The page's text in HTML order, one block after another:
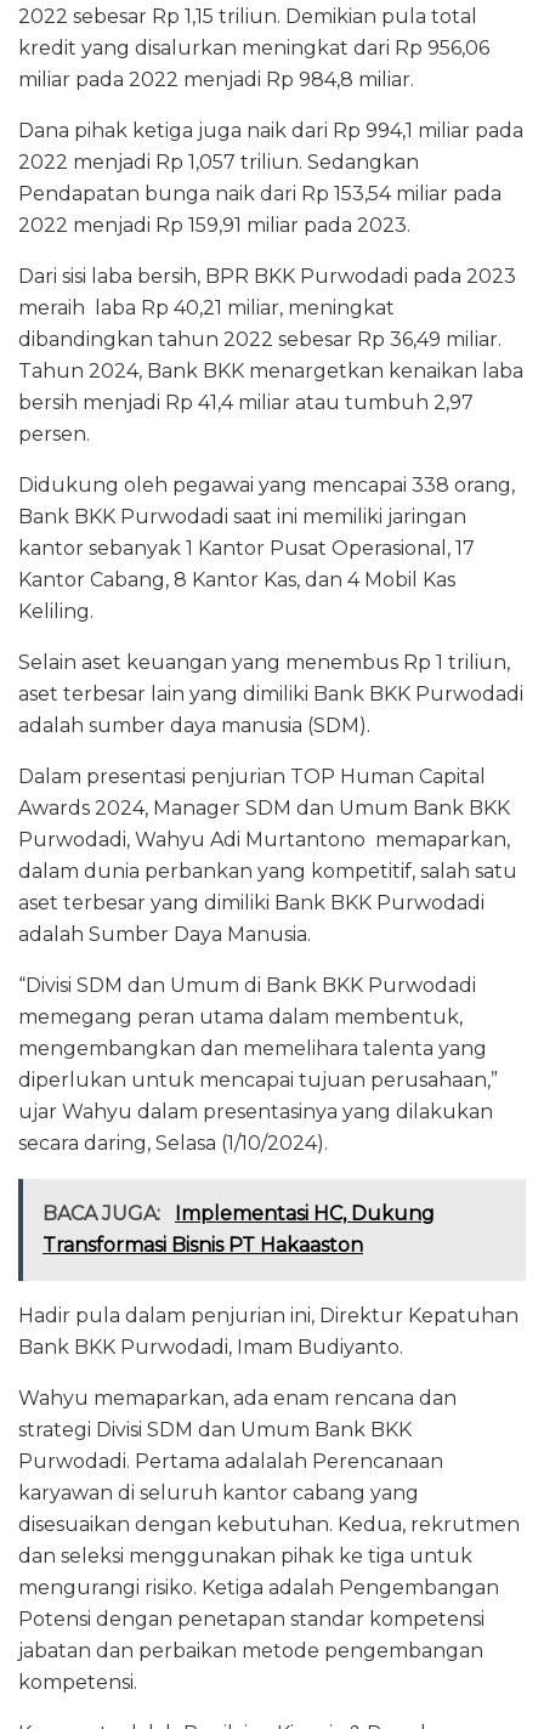
2022 sebesar Rp 1,15 triliun. Demikian pula total
kredit yang disalurkan meningkat dari Rp 956,06
miliar pada 2022 menjadi Rp 984,8 miliar.
Dana pihak ketiga juga naik dari Rp 994,1 miliar pada
2022 menjadi Rp 1,057 triliun. Sedangkan
Pendapatan bunga naik dari Rp 153,54 miliar pada
2022 menjadi Rp 159,91 miliar pada 2023.
Dari sisi laba bersih, BPR BKK Purwodadi pada 2023
meraih laba Rp 40,21 miliar, meningkat
dibandingkan tahun 2022 sebesar Rp 36,49 miliar.
Tahun 2024, Bank BKK menargetkan kenaikan laba
bersih menjadi Rp 41,4 miliar atau tumbuh 2,97
persen.
Didukung oleh pegawai yang mencapai 338 orang,
Bank BKK Purwodadi saat ini memiliki jaringan
kantor sebanyak 1 Kantor Pusat Operasional, 17
Kantor Cabang, 8 Kantor Kas, dan 4 Mobil Kas
Keliling.
Selain aset keuangan yang menembus Rp 1 triliun,
aset terbesar lain yang dimiliki Bank BKK Purwodadi
adalah sumber daya manusia (SDM).
Dalam presentasi penjurian TOP Human Capital
Awards 2024, Manager SDM dan Umum Bank BKK
Purwodadi, Wahyu Adi Murtantono memaparkan,
dalam dunia perbankan yang kompetitif, salah satu
aset terbesar yang dimiliki Bank BKK Purwodadi
adalah Sumber Daya Manusia.
“Divisi SDM dan Umum di Bank BKK Purwodadi
memegang peran utama dalam membentuk,
mengembangkan dan memelihara talenta yang
diperlukan untuk mencapai tujuan perusahaan,”
ujar Wahyu dalam presentasinya yang dilakukan
secara daring, Selasa (1/10/2024).
BACA JUGA:
Implementasi HC, Dukung
Transformasi Bisnis PT Hakaaston
Hadir pula dalam penjurian ini, Direktur Kepatuhan
Bank BKK Purwodadi, Imam Budiyanto.
Wahyu memaparkan, ada enam rencana dan
strategi Divisi SDM dan Umum Bank BKK
Purwodadi. Pertama adalalah Perencanaan
karyawan di seluruh kantor cabang yang
disesuaikan dengan kebutuhan. Kedua, rekrutmen
dan seleksi menggunakan pihak ke tiga untuk
mengurangi risiko. Ketiga adalah Pengembangan
Potensi dengan penetapan standar kompetensi
jabatan dan perbaikan metode pengembangan
kompetensi.